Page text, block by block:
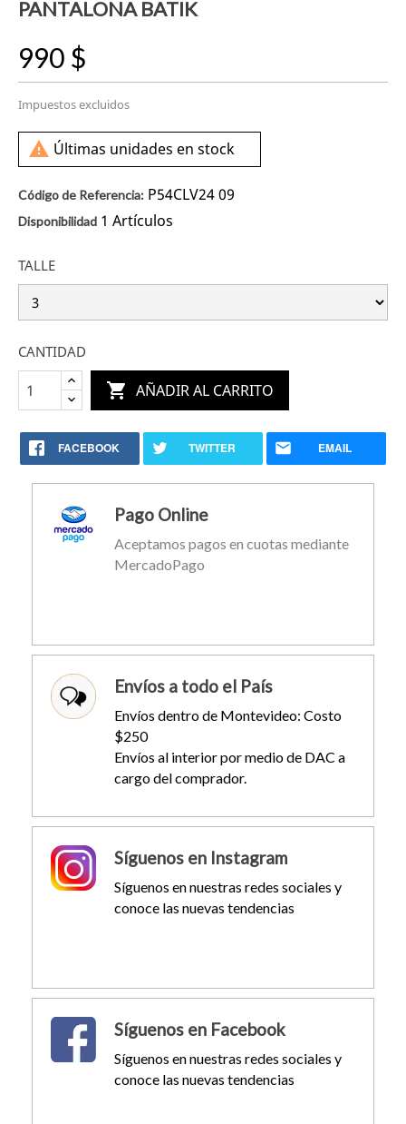
PANTALONA BATIK
990 $
Impuestos excluidos
 Últimas unidades en stock
Código de Referencia: P54CLV24 09
Disponibilidad 1 Artículos
TALLE
CANTIDAD
 AÑADIR AL CARRITO
FACEBOOK TWITTER EMAIL
Pago Online
Aceptamos pagos en cuotas mediante
MercadoPago
Envíos a todo el País
Envíos dentro de Montevideo: Costo
$250
Envíos al interior por medio de DAC a
cargo del comprador.
Síguenos en Instagram
Síguenos en nuestras redes sociales y
conoce las nuevas tendencias
Síguenos en Facebook
Síguenos en nuestras redes sociales y
conoce las nuevas tendencias